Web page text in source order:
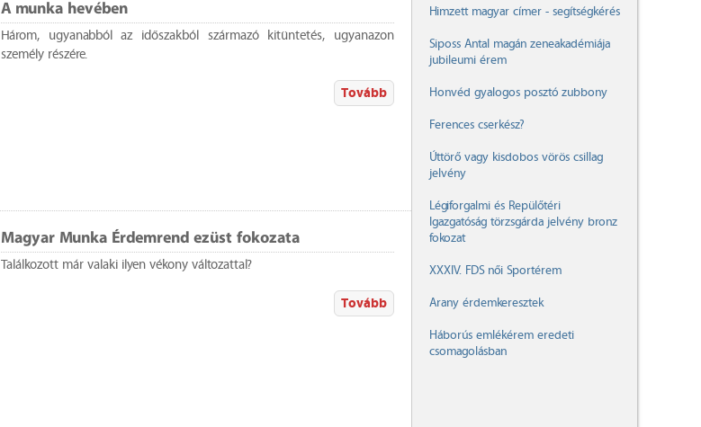
A munka hevében
Három, ugyanabból az időszakból származó kitüntetés, ugyanazon
személy részére.
Tovább
Magyar Munka Érdemrend ezüst fokozata
Találkozott már valaki ilyen vékony változattal?
Tovább
Himzett magyar címer - segítségkérés
Siposs Antal magán zeneakadémiája
jubileumi érem
Honvéd gyalogos posztó zubbony
Ferences cserkész?
Úttörő vagy kisdobos vörös csillag
jelvény
Légiforgalmi és Repülőtéri
Igazgatóság törzsgárda jelvény bronz
fokozat
XXXIV. FDS női Sportérem
Arany érdemkeresztek
Háborús emlékérem eredeti
csomagolásban